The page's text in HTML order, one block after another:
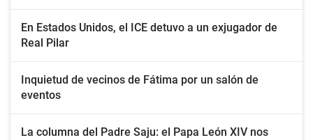
En Estados Unidos, el ICE detuvo a un exjugador de
Real Pilar
Inquietud de vecinos de Fátima por un salón de
eventos
La columna del Padre Saju: el Papa León XIV nos